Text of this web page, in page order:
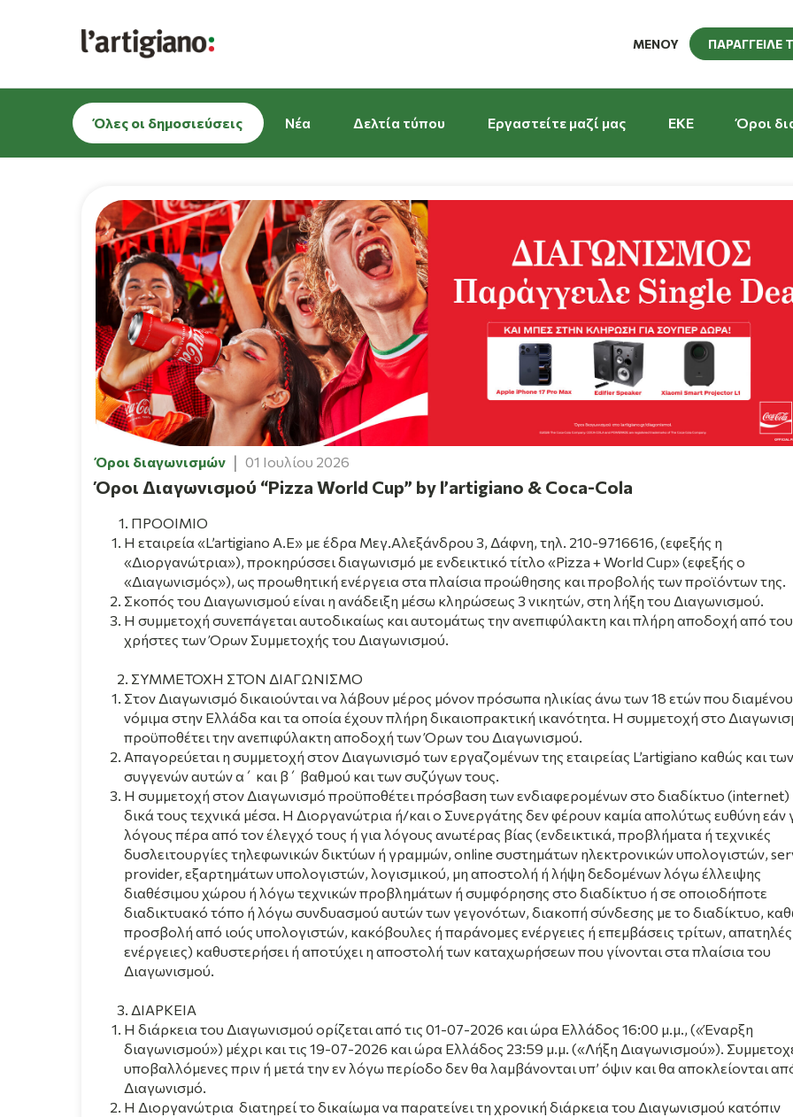
ΜΕΝΟΥ
ΠΑΡΑΓΓΕΙΛΕ
Όλες οι δημοσιεύσεις Νέα Δελτία τύπου Εργαστείτε μαζί μας EKE Όροι
Όροι διαγωνισμών 01 Ιουλίου 2026
Όροι Διαγωνισμού “Pizza World Cup” by l’artigiano & Coca-Cola
ΠΡΟΟΙΜΙΟ
H εταιρεία «L’artigiano A.E» με έδρα Μεγ.Αλεξάνδρου 3, Δάφνη, τηλ. 210-9716616, (εφεξής η
«Διοργανώτρια»), προκηρύσσει διαγωνισμό με ενδεικτικό τίτλο «Pizza + World Cup» (εφεξής ο
«Διαγωνισμός»), ως προωθητική ενέργεια στα πλαίσια προώθησης και προβολής των προϊόντων της.
Σκοπός του Διαγωνισμού είναι η ανάδειξη μέσω κληρώσεως 3 νικητών, στη λήξη του Διαγωνισμού.
H συμμετοχή συνεπάγεται αυτοδικαίως και αυτομάτως την ανεπιφύλακτη και πλήρη αποδοχή από
χρήστες των Όρων Συμμετοχής του Διαγωνισμού.
ΣΥΜΜΕΤΟΧΗ ΣΤΟΝ ΔΙΑΓΩΝΙΣΜΟ
Στον Διαγωνισμό δικαιούνται να λάβουν μέρος μόνον πρόσωπα ηλικίας άνω των 18 ετών που
νόμιμα στην Ελλάδα και τα οποία έχουν πλήρη δικαιοπρακτική ικανότητα. Η συμμετοχή στο
προϋποθέτει την ανεπιφύλακτη αποδοχή των Όρων του Διαγωνισμού.
Απαγορεύεται η συμμετοχή στον Διαγωνισμό των εργαζομένων της εταιρείας L’artigiano καθώς και των
συγγενών αυτών α΄ και β΄ βαθμού και των συζύγων τους.
Η συμμετοχή στον Διαγωνισμό προϋποθέτει πρόσβαση των ενδιαφερομένων στο διαδίκτυο (internet)
δικά τους τεχνικά μέσα. H Διοργανώτρια ή/και ο Συνεργάτης δεν φέρουν καμία απολύτως ευθύνη εάν
λόγους πέρα από τον έλεγχό τους ή για λόγους ανωτέρας βίας (ενδεικτικά, προβλήματα ή τεχνικές
δυσλειτουργίες τηλεφωνικών δικτύων ή γραμμών, online συστημάτων ηλεκτρονικών υπολογιστών,
provider, εξαρτημάτων υπολογιστών, λογισμικού, μη αποστολή ή λήψη δεδομένων λόγω έλλειψης
διαθέσιμου χώρου ή λόγω τεχνικών προβλημάτων ή συμφόρησης στο διαδίκτυο ή σε οποιοδήποτε
διαδικτυακό τόπο ή λόγω συνδυασμού αυτών των γεγονότων, διακοπή σύνδεσης με το διαδίκτυο,
προσβολή από ιούς υπολογιστών, κακόβουλες ή παράνομες ενέργειες ή επεμβάσεις τρίτων, απατηλές
ενέργειες) καθυστερήσει ή αποτύχει η αποστολή των καταχωρήσεων που γίνονται στα πλαίσια του
Διαγωνισμού.
ΔΙΑΡΚΕΙΑ
Η διάρκεια του Διαγωνισμού ορίζεται από τις 01-07-2026 και ώρα Ελλάδος 16:00 μ.μ., («Έναρξη
διαγωνισμού») μέχρι και τις 19-07-2026 και ώρα Ελλάδος 23:59 μ.μ. («Λήξη Διαγωνισμού»).
υποβαλλόμενες πριν ή μετά την εν λόγω περίοδο δεν θα λαμβάνονται υπ’ όψιν και θα αποκλείονται
Διαγωνισμό.
Η Διοργανώτρια διατηρεί το δικαίωμα να παρατείνει τη χρονική διάρκεια του Διαγωνισμού κατόπιν